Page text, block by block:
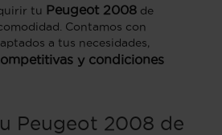
tu Peugeot 2008 de
Contamos con
a tus necesidades,
y condiciones
Peugeot 2008 de